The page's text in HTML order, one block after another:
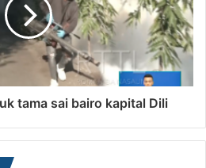
tama sai bairo kapital Dili